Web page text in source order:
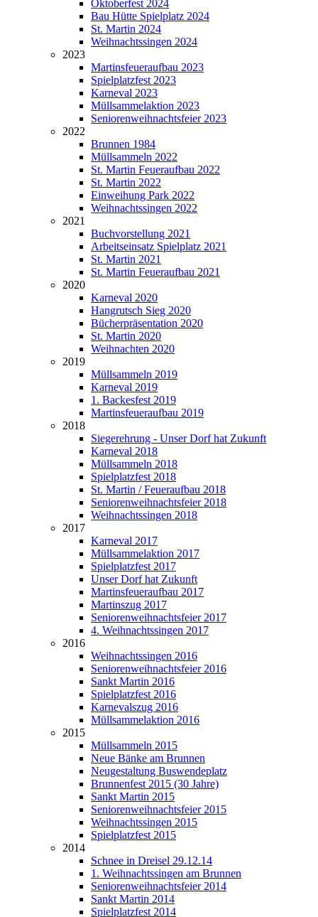
Oktoberfest 2024
Bau Hütte Spielplatz 2024
St. Martin 2024
Weihnachtssingen 2024
2023
Martinsfeueraufbau 2023
Spielplatzfest 2023
Karneval 2023
Müllsammelaktion 2023
Seniorenweihnachtsfeier 2023
2022
Brunnen 1984
Müllsammeln 2022
St. Martin Feueraufbau 2022
St. Martin 2022
Einweihung Park 2022
Weihnachtssingen 2022
2021
Buchvorstellung 2021
Arbeitseinsatz Spielplatz 2021
St. Martin 2021
St. Martin Feueraufbau 2021
2020
Karneval 2020
Hangrutsch Sieg 2020
Bücherpräsentation 2020
St. Martin 2020
Weihnachten 2020
2019
Müllsammeln 2019
Karneval 2019
1. Backesfest 2019
Martinsfeueraufbau 2019
2018
Siegerehrung - Unser Dorf hat Zukunft
Karneval 2018
Müllsammeln 2018
Spielplatzfest 2018
St. Martin / Feueraufbau 2018
Seniorenweihnachtsfeier 2018
Weihnachtssingen 2018
2017
Karneval 2017
Müllsammelaktion 2017
Spielplatzfest 2017
Unser Dorf hat Zukunft
Martinsfeueraufbau 2017
Martinszug 2017
Seniorenweihnachtsfeier 2017
4. Weihnachtssingen 2017
2016
Weihnachtssingen 2016
Seniorenweihnachtsfeier 2016
Sankt Martin 2016
Spielplatzfest 2016
Karnevalszug 2016
Müllsammelaktion 2016
2015
Müllsammeln 2015
Neue Bänke am Brunnen
Neugestaltung Buswendeplatz
Brunnenfest 2015 (30 Jahre)
Sankt Martin 2015
Seniorenweihnachtsfeier 2015
Weihnachtssingen 2015
Spielplatzfest 2015
2014
Schnee in Dreisel 29.12.14
1. Weihnachtssingen am Brunnen
Seniorenweihnachtsfeier 2014
Sankt Martin 2014
Spielplatzfest 2014